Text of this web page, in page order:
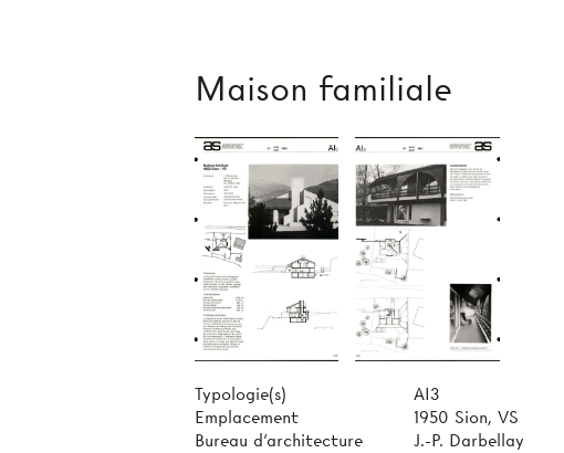
Maison familiale
Typologie(s)
AI3
Emplacement
1950 Sion, VS
Bureau d'architecture
J.-P. Darbellay